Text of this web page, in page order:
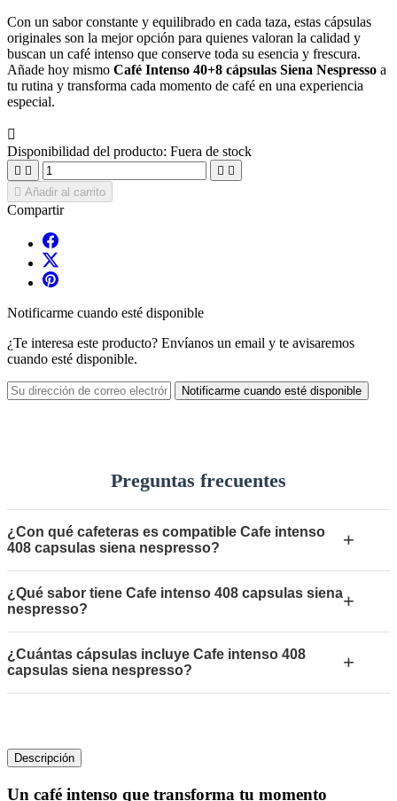
Con un sabor constante y equilibrado en cada taza, estas cápsulas
originales son la mejor opción para quienes valoran la calidad y
buscan un café intenso que conserve toda su esencia y frescura.
Añade hoy mismo Café Intenso 40+8 cápsulas Siena Nespresso a
tu rutina y transforma cada momento de café en una experiencia
especial.

Disponibilidad del producto: Fuera de stock
   
 Añadir al carrito
Compartir
Notificarme cuando esté disponible
¿Te interesa este producto? Envíanos un email y te avisaremos
cuando esté disponible.
Notificarme cuando esté disponible
Preguntas frecuentes
¿Con qué cafeteras es compatible Cafe intenso
408 capsulas siena nespresso?
+
¿Qué sabor tiene Cafe intenso 408 capsulas siena
nespresso?
+
¿Cuántas cápsulas incluye Cafe intenso 408
capsulas siena nespresso?
+
Descripción
Un café intenso que transforma tu momento